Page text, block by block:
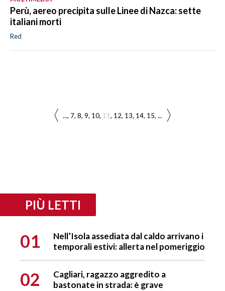
Perù, aereo precipita sulle Linee di Nazca: sette
italiani morti
Red
... 7 8 9 10 11 12 13 14 15 ...
PIÙ LETTI
01
Nell’Isola assediata dal caldo arrivano i
temporali estivi: allerta nel pomeriggio
02
Cagliari, ragazzo aggredito a
bastonate in strada: è grave